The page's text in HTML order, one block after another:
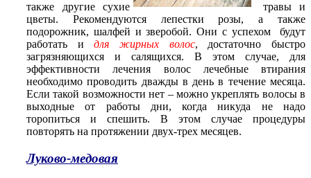
также другие сухие
травы и
цветы. Рекомендуются лепестки розы, а также
подорожник, шалфей и зверобой. Они с успехом будут
работать идля жирных волос, достаточно быстро
загрязняющихся и салящихся. В этом случае, для
эффективности лечения волос лечебные втирания
необходимо проводить дважды в день в течение месяца.
Если такой возможности нет – можно укреплять волосы в
выходные от работы дни, когда никуда не надо
торопиться и спешить. В этом случае процедуры
повторять на протяжении двух-трех месяцев.
Луково-медовая